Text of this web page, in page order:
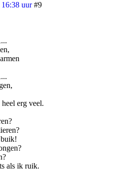
uur #9
erg veel.
als ik ruik.